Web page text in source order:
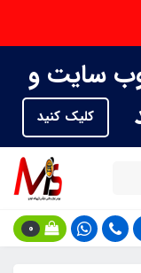
وب سایت و
کلیک کنید
0